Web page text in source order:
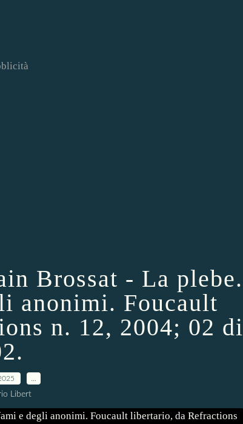
Brossat - La plebe.
anonimi. Foucault
n. 12, 2004; 02 di
Libert